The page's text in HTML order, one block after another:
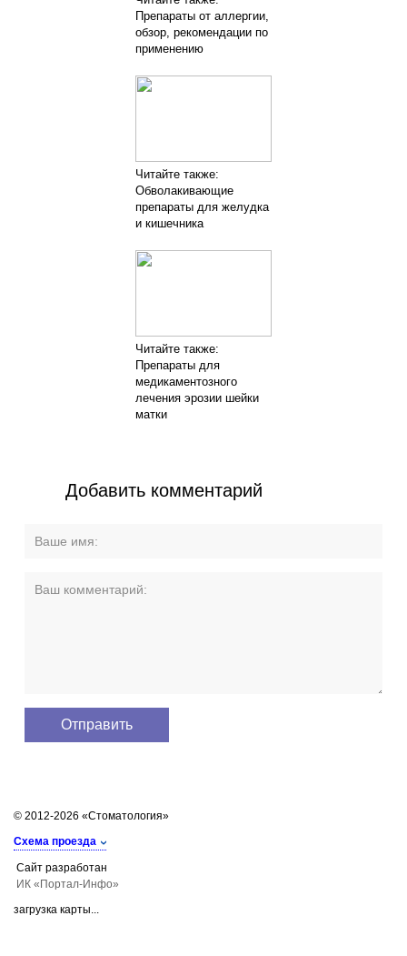
Препараты от аллергии,
обзор, рекомендации по
применению
Читайте также:
Обволакивающие
препараты для желудка
и кишечника
Читайте также:
Препараты для
медикаментозного
лечения эрозии шейки
матки
Добавить комментарий
© 2012-2026 «Стоматология»
Схема проезда
Сайт разработан
ИК «Портал-Инфо»
загрузка карты...